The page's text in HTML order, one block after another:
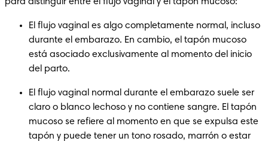
El flujo vaginal es algo completamente normal, incluso
durante el embarazo. En cambio, el tapón mucoso
está asociado exclusivamente al momento del inicio
del parto.
El flujo vaginal normal durante el embarazo suele ser
claro o blanco lechoso y no contiene sangre. El tapón
mucoso se refiere al momento en que se expulsa este
tapón y puede tener un tono rosado, marrón o estar